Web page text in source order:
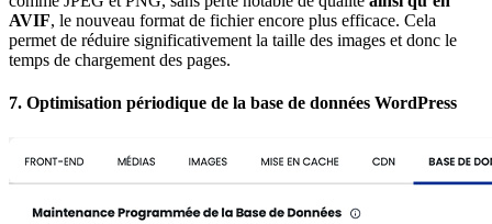
AVIF, le nouveau format de fichier encore plus efficace. Cela
permet de réduire significativement la taille des images et donc le
temps de chargement des pages.
7. Optimisation périodique de la base de données WordPress